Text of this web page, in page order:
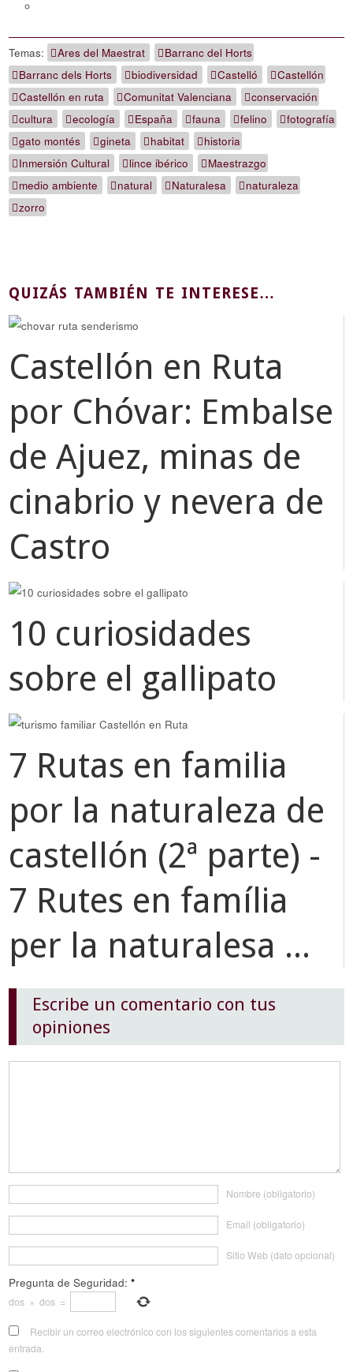
Temas: Ares del Maestrat
Barranc del Horts
Barranc dels Horts
biodiversidad Castelló
Castellón
Castellón en ruta
Comunitat Valenciana
conservación
cultura
ecología España fauna felino
fotografía
gato montés
gineta habitat
historia
Inmersión Cultural
lince ibérico
Maestrazgo
medio ambiente
natural Naturalesa
naturaleza
zorro
QUIZÁS TAMBIÉN TE INTERESE…
Castellón en Ruta
por Chóvar: Embalse
de Ajuez, minas de
cinabrio y nevera de
Castro
10 curiosidades
sobre el gallipato
7 Rutas en familia
por la naturaleza de
castellón (2ª parte) -
7 Rutes en família
per la naturalesa ...
Escribe un comentario con tus
opiniones
Nombre (obligatorio)
Email (obligatorio)
Sitio Web (dato opcional)
Pregunta de Seguridad: *
dos × dos =
Recibir un correo electrónico con los siguientes comentarios a esta
entrada.